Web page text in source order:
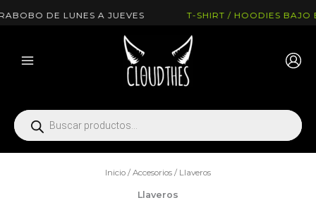
al
LUNES A JUEVES T-SHIRT / HOODIES BAJO
Búsqueda
de
productos
Inicio / Accesorios / Llaveros
Llaveros